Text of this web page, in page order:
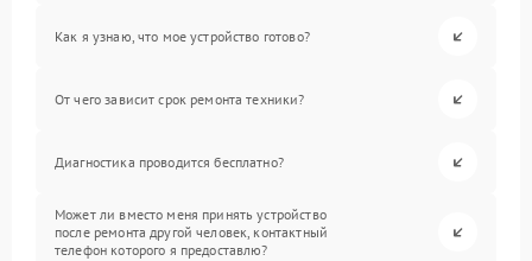
Как я узнаю, что мое устройство готово?
От чего зависит срок ремонта техники?
Диагностика проводится бесплатно?
Может ли вместо меня принять устройство
после ремонта другой человек, контактный
телефон которого я предоставлю?